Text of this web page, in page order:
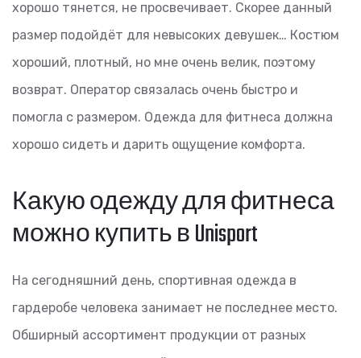
хорошо тянется, не просвечивает. Скорее данный
размер подойдёт для невысоких девушек… Костюм
хороший, плотный, но мне очень велик, поэтому
возврат. Оператор связалась очень быстро и
помогла с размером. Одежда для фитнеса должна
хорошо сидеть и дарить ощущение комфорта.
Какую одежду для фитнеса
можно купить в Unisport
На сегодняшний день, спортивная одежда в
гардеробе человека занимает не последнее место.
Обширный ассортимент продукции от разных